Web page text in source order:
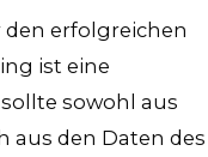
erfolgreichen
ist eine
sowohl aus
aus den Daten des